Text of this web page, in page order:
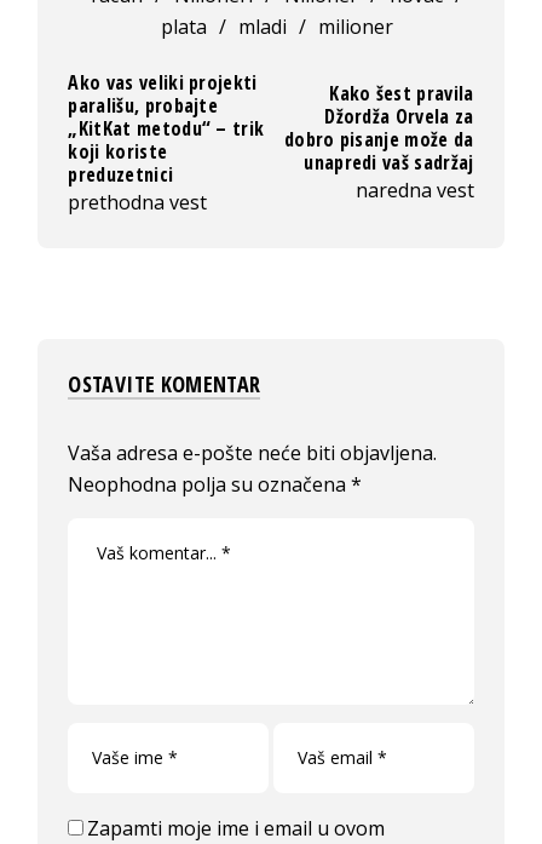
plata / mladi / milioner
Ako vas veliki projekti
parališu, probajte
„KitKat metodu“ – trik
koji koriste
preduzetnici
prethodna vest
Kako šest pravila
Džordža Orvela za
dobro pisanje može da
unapredi vaš sadržaj
naredna vest
OSTAVITE KOMENTAR
Vaša adresa e-pošte neće biti objavljena.
Neophodna polja su označena*
Zapamti moje ime i email u ovom